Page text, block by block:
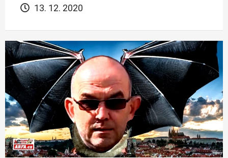
13. 12. 2020